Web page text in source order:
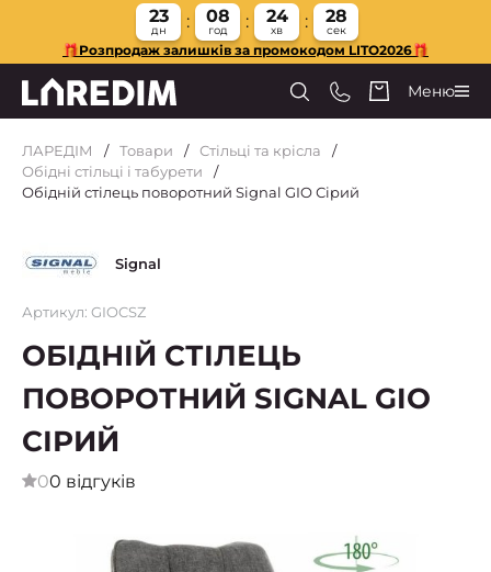
23
дн
08
год
24
хв
28
сек
🎁Розпродаж залишків за промокодом LITO2026🎁
Меню
ЛАРЕДІМ Товари
Стільці та крісла
Обідні стільці і табурети
Обідній стілець поворотний Signal GIO Сірий
Signal
Артикул: GIOCSZ
ОБІДНІЙ СТІЛЕЦЬ
ПОВОРОТНИЙ SIGNAL GIO
СІРИЙ
00 відгуків